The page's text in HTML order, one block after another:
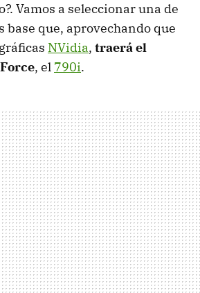
Vamos a seleccionar una de
base que, aprovechando que
NVidia, traerá el
, el 790i.